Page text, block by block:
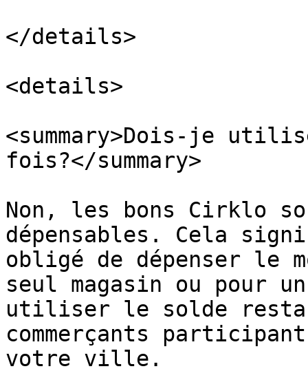
</details>
<details>
<summary>Dois-je
fois?</summary>
Non, les bons Cirklo
dépensables. Cela
obligé de dépenser le
seul magasin ou pour
utiliser le solde
commerçants
votre ville.